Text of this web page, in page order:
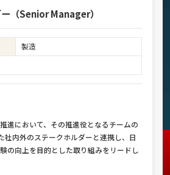
（Senior Manager）
製造
進において、その推進役となるチームの
社内外のステークホルダーと連携し、日
の向上を目的とした取り組みをリードし